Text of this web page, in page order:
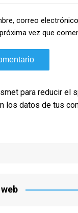
correo
vez que
para reducir el
los datos de tus